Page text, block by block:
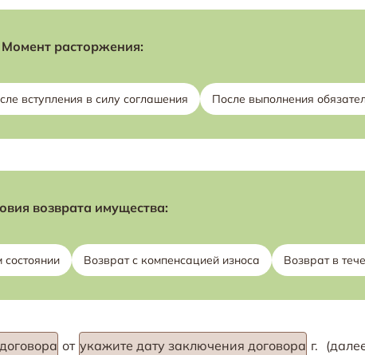
Момент расторжения:
вступления в силу соглашения После выполнения
возврата имущества:
Возврат с компенсацией износа Возврат в
от укажите дату заключения договора г.